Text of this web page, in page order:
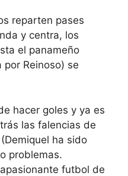
reparten pases
y centra, los
el panameño
por Reinoso) se
hacer goles y ya es
las falencias de
ha sido
problemas.
futbol de